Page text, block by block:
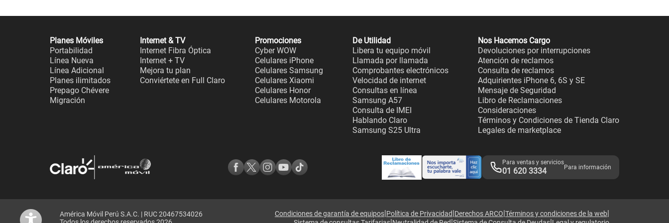
Planes Móviles
Portabilidad
Línea Nueva
Línea Adicional
Planes ilimitados
Prepago Chévere
Migración
Internet & TV
Internet Fibra Óptica
Internet + TV
Mejora tu plan
Conviértete en Full Claro
Promociones
Cyber WOW
Celulares iPhone
Celulares Samsung
Celulares Xiaomi
Celulares Honor
Celulares Motorola
De Utilidad
Libera tu equipo móvil
Llamada por llamada
Comprobantes electrónicos
Velocidad de internet
Consultas en línea
Samsung A57
Consulta de IMEI
Hablando Claro
Samsung S25 Ultra
Nos Hacemos Cargo
Devoluciones por interrupciones
Atención de reclamos
Consulta de reclamos
Adquirientes iPhone 6, 6S y SE
Mensaje de Seguridad
Libro de Reclamaciones
Consideraciones
Términos y Condiciones de Tienda Claro
Legales de marketplace
Para ventas y servicios
01 620 3334 Para información
América Móvil Perú S.A.C. | RUC 20467534026
Condiciones de garantía de equipos|Política de Privacidad|Derechos ARCO|Términos y condiciones de la web|